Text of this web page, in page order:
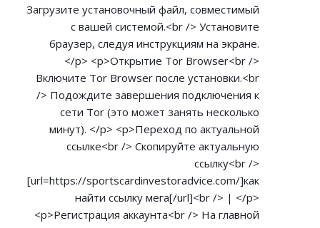
Загрузите установочный файл, совместимый
с вашей системой.<br /> Установите
браузер, следуя инструкциям на экране.
</p> <p>Открытие Tor Browser<br />
Включите Tor Browser после установки.<br
/> Подождите завершения подключения к
сети Tor (это может занять несколько
минут). </p> <p>Переход по актуальной
ссылке<br /> Скопируйте актуальную
ссылку<br />
[url=https://sportscardinvestoradvice.com/]как
найти ссылку мега[/url]<br /> | </p>
<p>Регистрация аккаунта<br /> На главной